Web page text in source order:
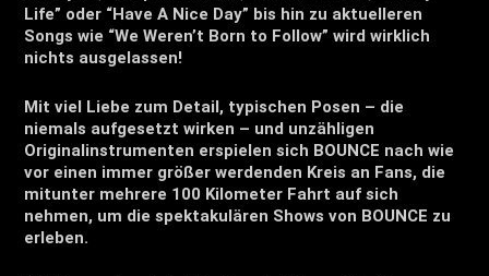
Life” oder “Have A Nice Day” bis hin zu aktuelleren
Songs wie “We Weren’t Born to Follow” wird wirklich
nichts ausgelassen!
Mit viel Liebe zum Detail, typischen Posen – die
niemals aufgesetzt wirken – und unzähligen
Originalinstrumenten erspielen sich BOUNCE nach wie
vor einen immer größer werdenden Kreis an Fans, die
mitunter mehrere 100 Kilometer Fahrt auf sich
nehmen, um die spektakulären Shows von BOUNCE zu
erleben.